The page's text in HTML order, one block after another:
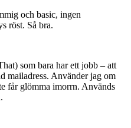
och basic, ingen
röst. Så bra.
som bara har ett jobb – att
mailadress. Använder jag om
får glömma imorrn. Används